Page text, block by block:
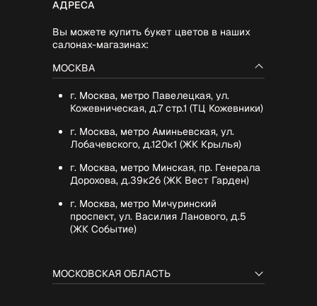
АДРЕСА
Вы можете купить букет цветов в наших
салонах-магазинах:
МОСКВА
г. Москва, метро Павелецкая, ул.
Кожевническая, д.7 стр.1 (ТЦ Кожевники)
г. Москва, метро Аминьевская, ул.
Лобачевского, д.120к1 (ЖК Крылья)
г. Москва, метро Минская, пр. Генерала
Дорохова, д.39к2б (ЖК Вест Гарден)
г. Москва, метро Мичуринский
проспект, ул. Василия Ланового, д.5
(ЖК Событие)
МОСКОВСКАЯ ОБЛАСТЬ